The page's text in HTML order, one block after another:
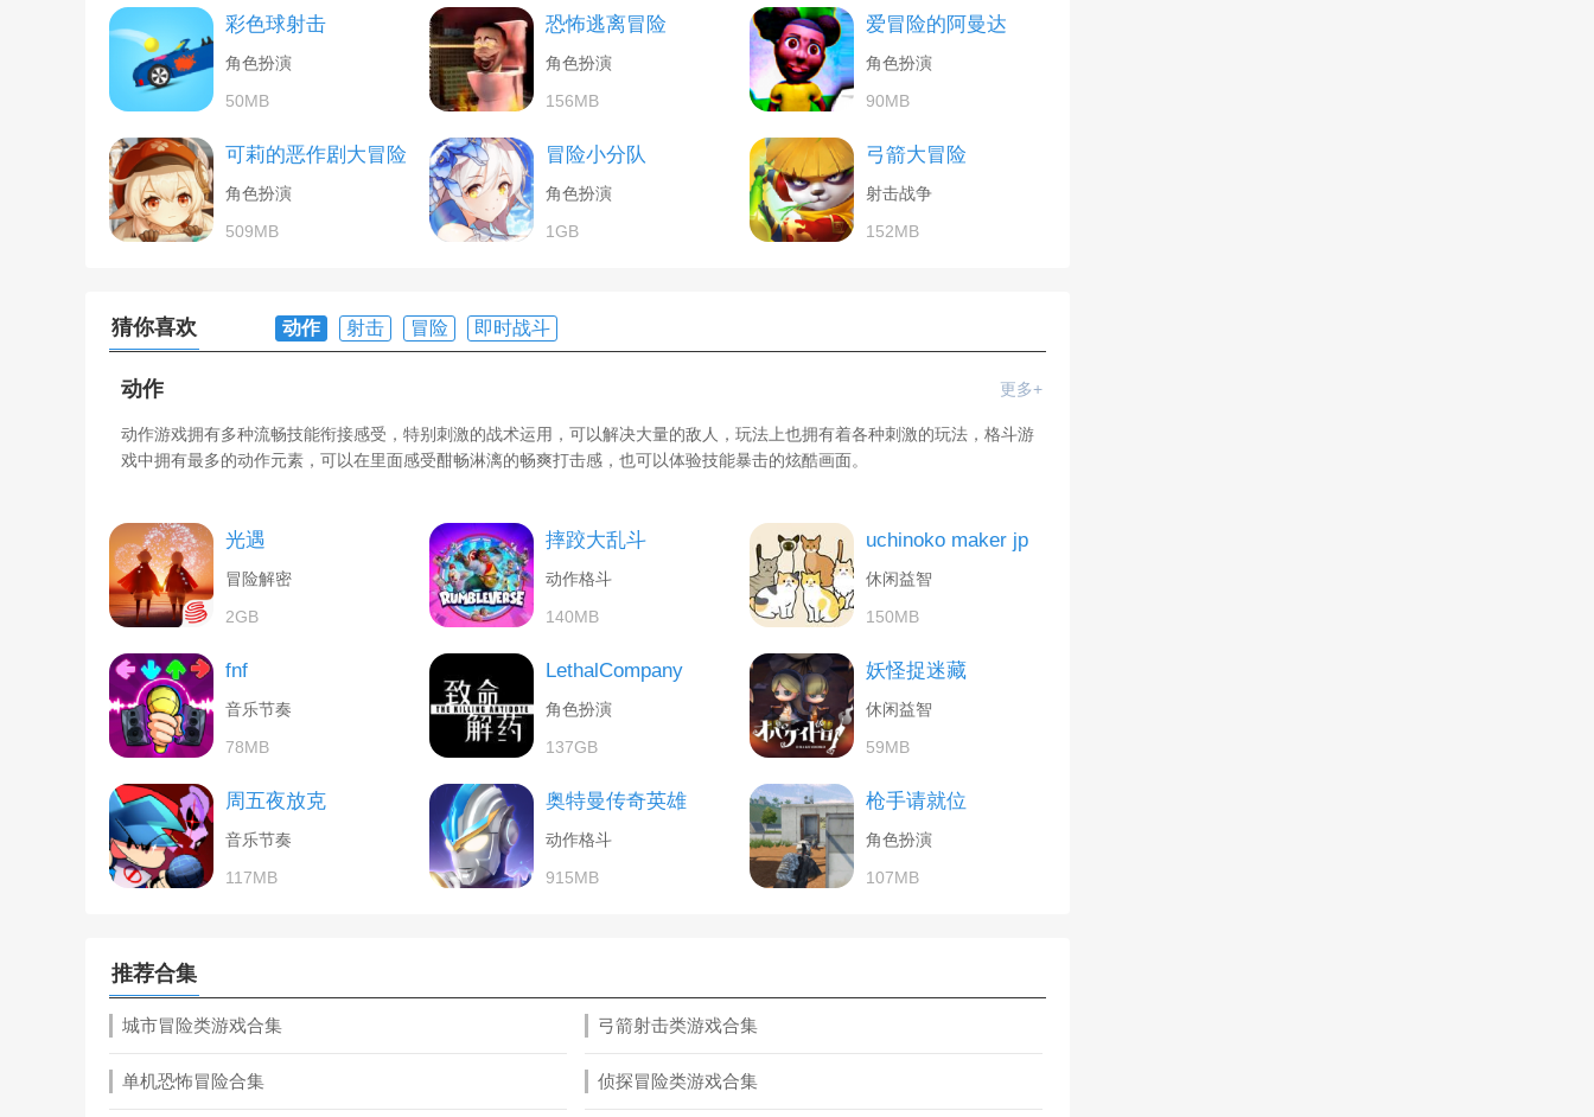
彩色球射击
角色扮演
50MB
恐怖逃离冒险
角色扮演
156MB
爱冒险的阿曼达
角色扮演
90MB
可莉的恶作剧大冒险
角色扮演
509MB
冒险小分队
角色扮演
1GB
弓箭大冒险
射击战争
152MB
猜你喜欢 动作 射击 冒险 即时战斗
动作 更多+
动作游戏拥有多种流畅技能衔接感受，特别刺激的战术运用，可以解决大量的敌人，玩法上也拥有着各种刺激的玩法，格斗游
戏中拥有最多的动作元素，可以在里面感受酣畅淋漓的畅爽打击感，也可以体验技能暴击的炫酷画面。
光遇
冒险解密
2GB
摔跤大乱斗
动作格斗
140MB
uchinoko maker jp
休闲益智
150MB
fnf
音乐节奏
78MB
LethalCompany
角色扮演
137GB
妖怪捉迷藏
休闲益智
59MB
周五夜放克
音乐节奏
117MB
奥特曼传奇英雄
动作格斗
915MB
枪手请就位
角色扮演
107MB
推荐合集
城市冒险类游戏合集 弓箭射击类游戏合集
单机恐怖冒险合集 侦探冒险类游戏合集